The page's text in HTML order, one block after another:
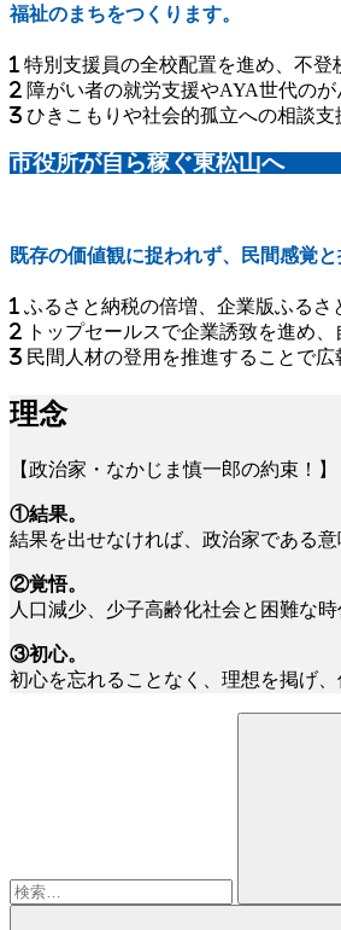
福祉のまちをつくります。
特別支援員の全校配置を進め、不登
障がい者の就労支援やAYA世代のが
ひきこもりや社会的孤立への相談支
市役所が自ら稼ぐ東松山へ
既存の価値観に捉われず、民間感覚
ふるさと納税の倍増、企業版ふるさ
トップセールスで企業誘致を進め、
民間人材の登用を推進することで
理念
【政治家・なかじま慎一郎の約束！】
①結果。
結果を出せなければ、政治家である
②覚悟。
人口減少、少子高齢化社会と困難な
③初心。
初心を忘れることなく、理想を掲げ